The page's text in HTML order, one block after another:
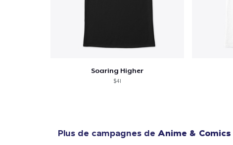
Soaring Higher
$41
Plus de campagnes de Anime & Comics